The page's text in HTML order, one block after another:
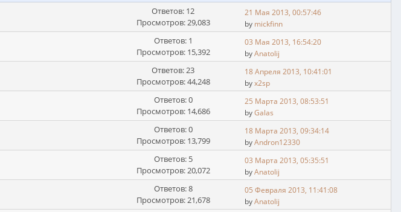
Ответов: 12
Просмотров: 29,083
21 Мая 2013, 00:57:46
by mickfinn
Ответов: 1
Просмотров: 15,392
03 Мая 2013, 16:54:20
byAnatolij
Ответов: 23
Просмотров: 44,248
18 Апреля 2013, 10:41:01
byx2sp
Ответов: 0
Просмотров: 14,686
25 Марта 2013, 08:53:51
byGalas
Ответов: 0
Просмотров: 13,799
18 Марта 2013, 09:34:14
byAndron12330
Ответов: 5
Просмотров: 20,072
03 Марта 2013, 05:35:51
byAnatolij
Ответов: 8
Просмотров: 21,678
05 Февраля 2013, 11:41:08
byAnatolij